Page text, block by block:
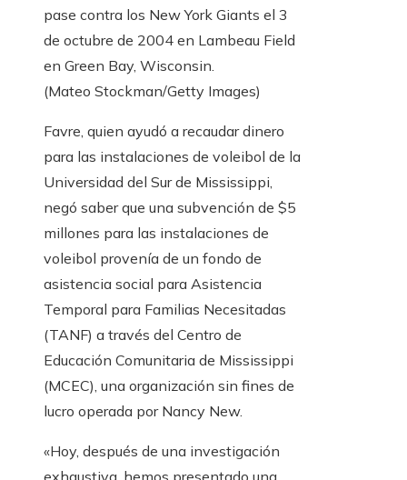
pase contra los New York Giants el 3
de octubre de 2004 en Lambeau Field
en Green Bay, Wisconsin.
(Mateo Stockman/Getty Images)
Favre, quien ayudó a recaudar dinero
para las instalaciones de voleibol de la
Universidad del Sur de Mississippi,
negó saber que una subvención de $5
millones para las instalaciones de
voleibol provenía de un fondo de
asistencia social para Asistencia
Temporal para Familias Necesitadas
(TANF) a través del Centro de
Educación Comunitaria de Mississippi
(MCEC), una organización sin fines de
lucro operada por Nancy New.
«Hoy, después de una investigación